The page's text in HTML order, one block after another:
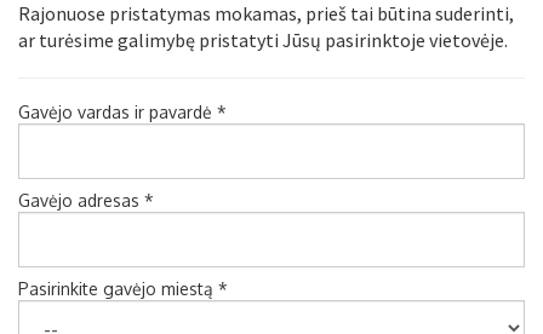
Rajonuose pristatymas mokamas, prieš tai būtina suderinti,
ar turėsime galimybę pristatyti Jūsų pasirinktoje vietovėje.
Gavėjo vardas ir pavardė *
Gavėjo adresas *
Pasirinkite gavėjo miestą *